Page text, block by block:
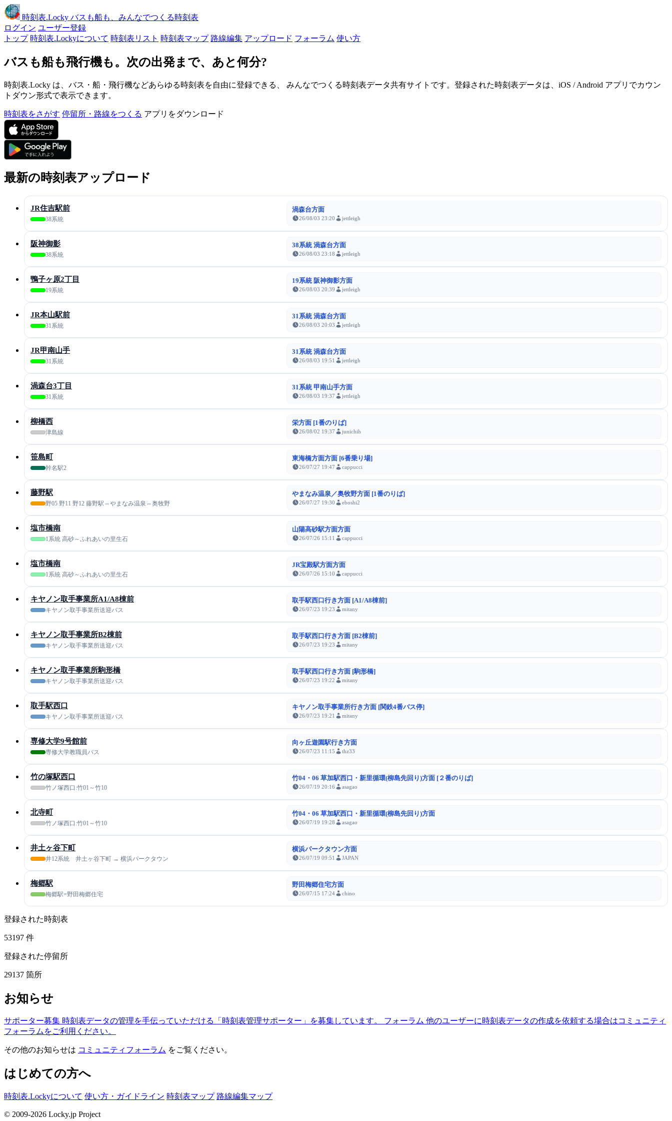
時刻表.Locky バスも船も、みんなでつくる時刻表
ログイン ユーザー登録
トップ 時刻表.Lockyについて 時刻表リスト 時刻表マップ 路線編集 アップロード フォーラム 使い方
バスも船も飛行機も。次の出発まで、あと何分?
時刻表.Locky は、バス・船・飛行機などあらゆる時刻表を自由に登録できる、 みんなでつくる時刻表データ共有サイトです。登録された時刻表データは、iOS / Android アプリでカウン
トダウン形式で表示できます。
時刻表をさがす 停留所・路線をつくる アプリをダウンロード
最新の時刻表アップロード
JR住吉駅前
38系統
渦森台方面
26/08/03 23:20 jettleigh
阪神御影
38系統
38系統 渦森台方面
26/08/03 23:18 jettleigh
鴨子ヶ原2丁目
19系統
19系統 阪神御影方面
26/08/03 20:39 jettleigh
JR本山駅前
31系統
31系統 渦森台方面
26/08/03 20:03 jettleigh
JR甲南山手
31系統
31系統 渦森台方面
26/08/03 19:51 jettleigh
渦森台3丁目
31系統
31系統 甲南山手方面
26/08/03 19:37 jettleigh
柳橋西
津島線
栄方面 [1番のりば]
26/08/02 19:37 junichih
笹島町
幹名駅2
東海橋方面方面 [6番乗り場]
26/07/27 19:47 cappucci
藤野駅
野05 野11 野12 藤野駅⇔やまなみ温泉⇔奥牧野
やまなみ温泉／奥牧野方面 [1番のりば]
26/07/27 19:30 eboshi2
塩市橋南
1系統 高砂～ふれあいの里生石
山陽高砂駅方面方面
26/07/26 15:11 cappucci
塩市橋南
1系統 高砂～ふれあいの里生石
JR宝殿駅方面方面
26/07/26 15:10 cappucci
キヤノン取手事業所A1/A8棟前
キヤノン取手事業所送迎バス
取手駅西口行き方面 [A1/A8棟前]
26/07/23 19:23 mitany
キヤノン取手事業所B2棟前
キヤノン取手事業所送迎バス
取手駅西口行き方面 [B2棟前]
26/07/23 19:23 mitany
キヤノン取手事業所駒形橋
キヤノン取手事業所送迎バス
取手駅西口行き方面 [駒形橋]
26/07/23 19:22 mitany
取手駅西口
キヤノン取手事業所送迎バス
キヤノン取手事業所行き方面 [関鉄4番バス停]
26/07/23 19:21 mitany
専修大学9号館前
専修大学教職員バス
向ヶ丘遊園駅行き方面
26/07/23 11:15 thz33
竹の塚駅西口
竹ノ塚西口:竹01～竹10
竹04・06 草加駅西口・新里循環(柳島先回り)方面 [２番のりば]
26/07/19 20:16 asagao
北寺町
竹ノ塚西口:竹01～竹10
竹04・06 草加駅西口・新里循環(柳島先回り)方面
26/07/19 19:28 asagao
井土ヶ谷下町
井12系統 井土ヶ谷下町 → 横浜パークタウン
横浜パークタウン方面
26/07/19 09:51 JAPAN
梅郷駅
梅郷駅=野田梅郷住宅
野田梅郷住宅方面
26/07/15 17:24 chino
登録された時刻表
53197 件
登録された停留所
29137 箇所
お知らせ
サポーター募集 時刻表データの管理を手伝っていただける「時刻表管理サポーター」を募集しています。 フォーラム 他のユーザーに時刻表データの作成を依頼する場合はコミュニティ
フォーラムをご利用ください。
その他のお知らせは コミュニティフォーラム をご覧ください。
はじめての方へ
時刻表.Lockyについて 使い方・ガイドライン 時刻表マップ 路線編集マップ
© 2009-2026 Locky.jp Project